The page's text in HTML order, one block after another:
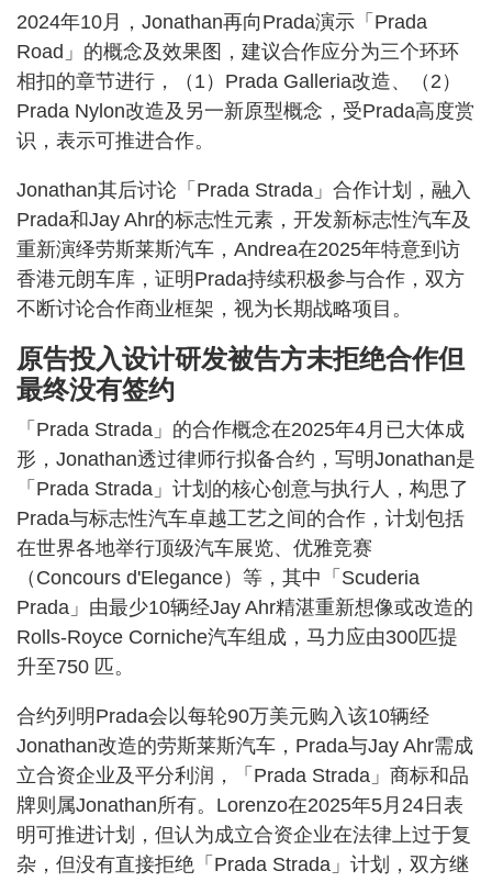
2024年10月，Jonathan再向Prada演示「Prada
Road」的概念及效果图，建议合作应分为三个环环
相扣的章节进行，（1）Prada Galleria改造、（2）
Prada Nylon改造及另一新原型概念，受Prada高度赏
识，表示可推进合作。
Jonathan其后讨论「Prada Strada」合作计划，融入
Prada和Jay Ahr的标志性元素，开发新标志性汽车及
重新演绎劳斯莱斯汽车，Andrea在2025年特意到访
香港元朗车库，证明Prada持续积极参与合作，双方
不断讨论合作商业框架，视为长期战略项目。
原告投入设计研发被告方未拒绝合作但
最终没有签约
「Prada Strada」的合作概念在2025年4月已大体成
形，Jonathan透过律师行拟备合约，写明Jonathan是
「Prada Strada」计划的核心创意与执行人，构思了
Prada与标志性汽车卓越工艺之间的合作，计划包括
在世界各地举行顶级汽车展览、优雅竞赛
（Concours d'Elegance）等，其中「Scuderia
Prada」由最少10辆经Jay Ahr精湛重新想像或改造的
Rolls-Royce Corniche汽车组成，马力应由300匹提
升至750 匹。
合约列明Prada会以每轮90万美元购入该10辆经
Jonathan改造的劳斯莱斯汽车，Prada与Jay Ahr需成
立合资企业及平分利润，「Prada Strada」商标和品
牌则属Jonathan所有。Lorenzo在2025年5月24日表
明可推进计划，但认为成立合资企业在法律上过于复
杂，但没有直接拒绝「Prada Strada」计划，双方继